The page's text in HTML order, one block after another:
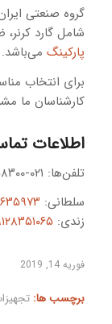
گروه صنعتی
شامل گارد کرنر،
پارکینگمی‌باشد.
برای انتخاب
کارشناسان ما
اطلاعات
تلفن‌ها: ۰۲۱-۶۶۱۵۸۳۰۰ | ۶۶۱۵۸۴۰۰ | ۶۶۱۵۸۵۰۰ | ۶۶۱۵۸۶۰۰
سلطانی:
زندی:
فوریه 14, 2019
برچسب ها: